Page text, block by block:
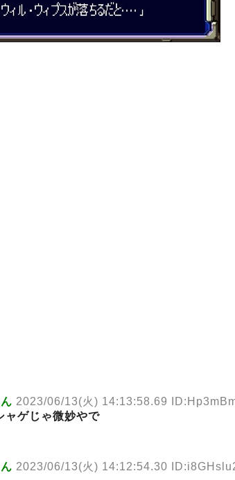
2023/06/13(火) 14:13:58.69
ャゲじゃ微妙やで
2023/06/13(火) 14:12:54.30